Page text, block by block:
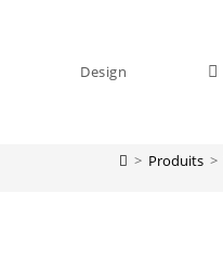
Design
> Produits >